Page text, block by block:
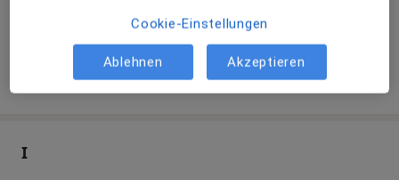
I
Cookie-Einstellungen
Ablehnen Akzeptieren